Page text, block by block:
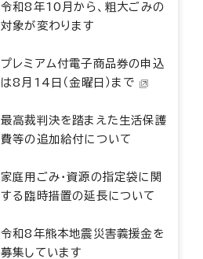
令和8年10月から、粗大ごみの
対象が変わります
プレミアム付電子商品券の申込
は8月14日（金曜日）まで
最高裁判決を踏まえた生活保護
費等の追加給付について
家庭用ごみ・資源の指定袋に関
する臨時措置の延長について
令和8年熊本地震災害義援金を
募集しています